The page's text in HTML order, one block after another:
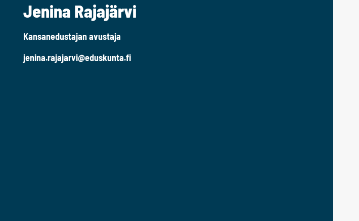
Jenina Rajajärvi
Kansanedustajan avustaja
jenina.rajajarvi@eduskunta.fi